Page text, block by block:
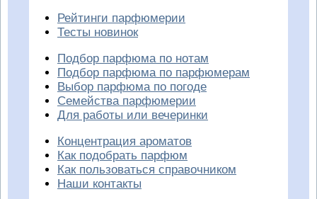
Рейтинги парфюмерии
Тесты новинок
Подбор парфюма по нотам
Подбор парфюма по парфюмерам
Выбор парфюма по погоде
Семейства парфюмерии
Для работы или вечеринки
Концентрация ароматов
Как подобрать парфюм
Как пользоваться справочником
Наши контакты